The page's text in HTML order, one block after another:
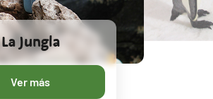
La Jungla
Ver más